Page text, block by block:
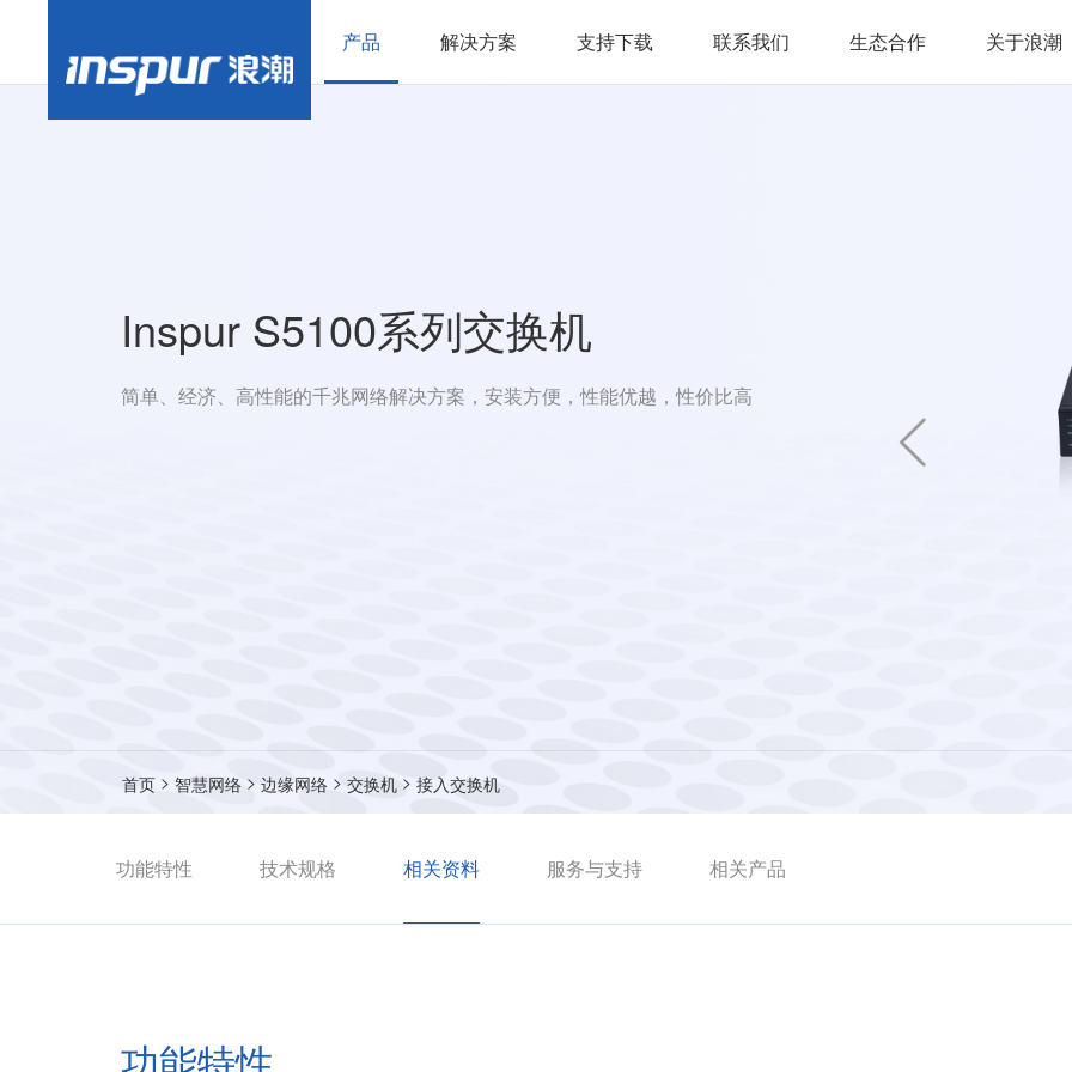
产品 解决方案 支持下载 联系我们 生态合作 关于浪潮
Inspur S5100系列交换机
简单、经济、高性能的千兆网络解决方案，安装方便，性能优越，性价比高
首页> 智慧网络> 边缘网络> 交换机 > 接入交换机
功能特性 技术规格 相关资料 服务与支持 相关产品
功能特性